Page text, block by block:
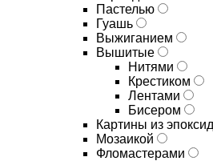
Пастелью
Гуашь
Выжиганием
Вышитые
Нитями
Крестиком
Лентами
Бисером
Картины из
Мозаикой
Фломастерами